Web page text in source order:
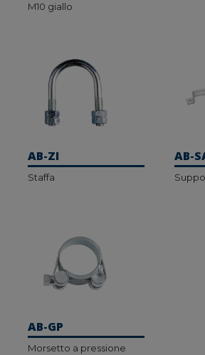
M10 giallo
AB-ZI
Staffa
AB-
AB-GP
Morsetto a pressione